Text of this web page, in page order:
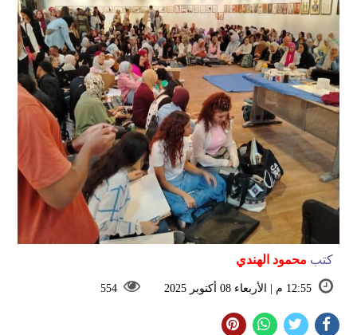
كتب محمود الهندي
12:55 م | الأربعاء 08 أكتوبر 2025 554